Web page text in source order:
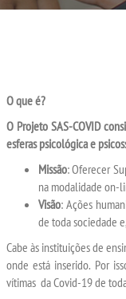
O que é?
O Projeto SAS-COVID
esferas psicológica e
Missão: Oferecer
na modalidade on-
Visão: Ações
de toda sociedade
Cabe às instituições de
onde está inserido. Por
vítimas da Covid-19 de